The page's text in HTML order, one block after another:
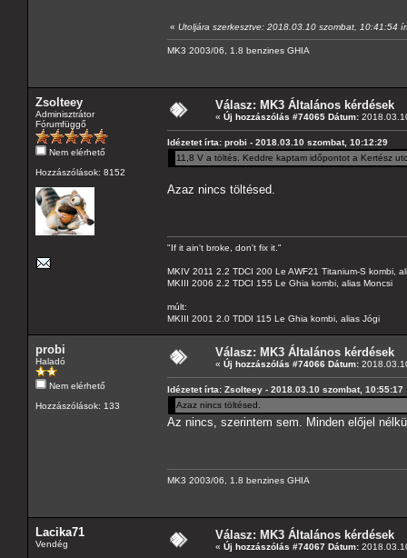
« Utoljára szerkesztve: 2018.03.10 szombat, 10:41:54
MK3 2003/06, 1.8 benzines GHIA
Zsolteey
Adminisztrátor
Fórumfüggő
Nem elérhető
Hozzászólások: 8152
Válasz: MK3 Általános kérdések
« Új hozzászólás #74065 Dátum:
Idézetet írta: probi - 2018.03.10 szombat, 10:12:29
11,8 V a töltés. Keddre kaptam időpontot a Kertész
Azaz nincs töltésed.
"If it ain't broke, don't fix it."
MKIV 2011 2.2 TDCI 200 Le AWF21 Titanium-S kombi,
MKIII 2006 2.2 TDCI 155 Le Ghia kombi, alias Moncsi
múlt:
MKIII 2001 2.0 TDDI 115 Le Ghia kombi, alias Jógi
probi
Haladó
Nem elérhető
Hozzászólások: 133
Válasz: MK3 Általános kérdések
« Új hozzászólás #74066 Dátum:
Idézetet írta: Zsolteey - 2018.03.10 szombat, 10:55:17
Azaz nincs töltésed.
Az nincs, szerintem sem. Minden előjel
MK3 2003/06, 1.8 benzines GHIA
Lacika71
Vendég
Válasz: MK3 Általános kérdések
« Új hozzászólás #74067 Dátum: